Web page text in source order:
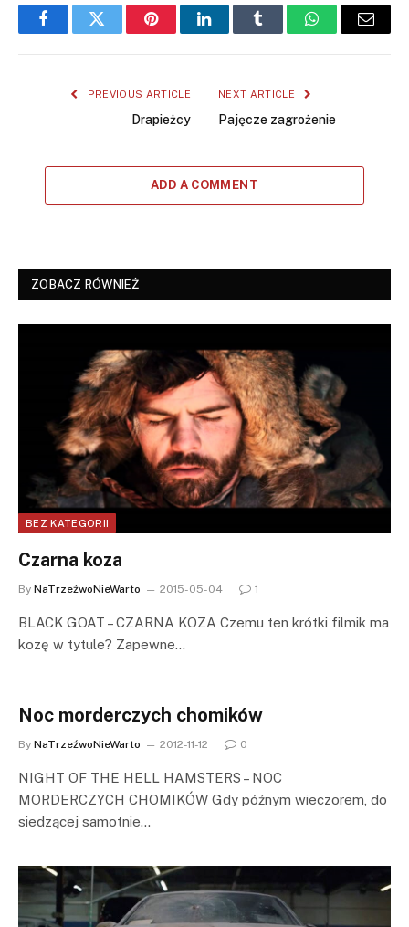
FacebookTwitter PinterestLinkedInTumblr WhatsAppEmail
PREVIOUS ARTICLE
Drapieżcy
NEXT ARTICLE
Pajęcze zagrożenie
ADD A COMMENT
ZOBACZ RÓWNIEŻ
BEZ KATEGORII
Czarna koza
By NaTrzeźwoNieWarto 2015-05-04 1
BLACK GOAT – CZARNA KOZA Czemu ten krótki filmik ma
kozę w tytule? Zapewne…
Noc morderczych chomików
By NaTrzeźwoNieWarto 2012-11-12 0
NIGHT OF THE HELL HAMSTERS – NOC
MORDERCZYCH CHOMIKÓW Gdy późnym wieczorem, do
siedzącej samotnie…